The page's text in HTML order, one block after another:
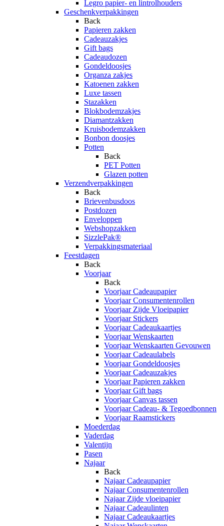
Legro papier- en lintrolhouders
Geschenkverpakkingen
Back
Papieren zakken
Cadeauzakjes
Gift bags
Cadeaudozen
Gondeldoosjes
Organza zakjes
Katoenen zakken
Luxe tassen
Stazakken
Blokbodemzakjes
Diamantzakken
Kruisbodemzakken
Bonbon doosjes
Potten
Back
PET Potten
Glazen potten
Verzendverpakkingen
Back
Brievenbusdoos
Postdozen
Enveloppen
Webshopzakken
SizzlePak®
Verpakkingsmateriaal
Feestdagen
Back
Voorjaar
Back
Voorjaar Cadeaupapier
Voorjaar Consumentenrollen
Voorjaar Zijde Vloeipapier
Voorjaar Stickers
Voorjaar Cadeaukaartjes
Voorjaar Wenskaarten
Voorjaar Wenskaarten Gevouwen
Voorjaar Cadeaulabels
Voorjaar Gondeldoosjes
Voorjaar Cadeauzakjes
Voorjaar Papieren zakken
Voorjaar Gift bags
Voorjaar Canvas tassen
Voorjaar Cadeau- & Tegoedbonnen
Voorjaar Raamstickers
Moederdag
Vaderdag
Valentijn
Pasen
Najaar
Back
Najaar Cadeaupapier
Najaar Consumentenrollen
Najaar Zijde vloeipapier
Najaar Cadeaulinten
Najaar Cadeaukaartjes